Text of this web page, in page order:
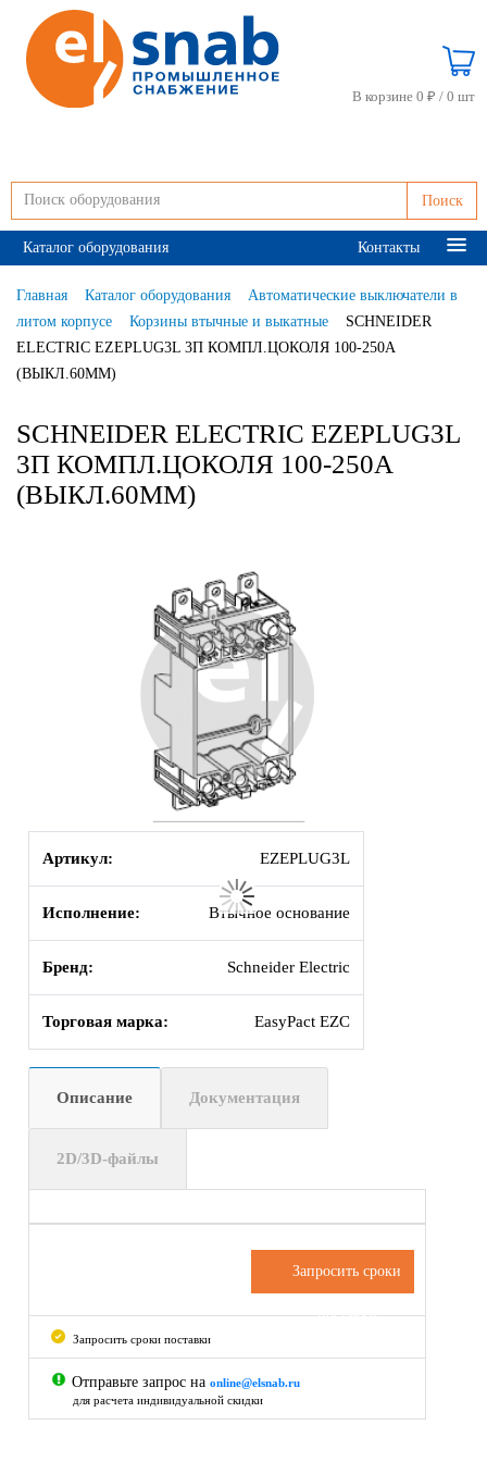
Поиск
В корзине 0 ₽ / 0 шт
Каталог оборудования Контакты
Главная Каталог оборудования
Автоматические выключатели в
литом корпусе
Корзины втычные и выкатные
SCHNEIDER
ELECTRIC EZEPLUG3L 3П КОМПЛ.ЦОКОЛЯ 100-250А
(ВЫКЛ.60ММ)
SCHNEIDER ELECTRIC EZEPLUG3L
3П КОМПЛ.ЦОКОЛЯ 100-250А
(ВЫКЛ.60ММ)
Артикул: EZEPLUG3L
Исполнение: Втычное основание
Бренд: Schneider Electric
Торговая марка: EasyPact EZC
Описание Документация
2D/3D-файлы
Запросить сроки
поставки
Запросить сроки поставки
Отправьте запрос на online@elsnab.ru
для расчета индивидуальной скидки